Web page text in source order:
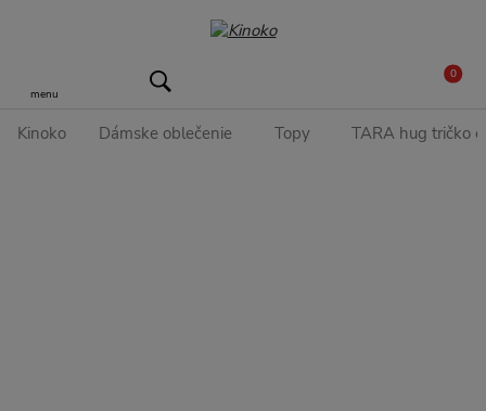
menu
0
Kinoko Dámske oblečenie Topy TARA hug tričko